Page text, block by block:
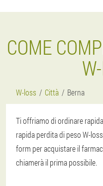
COME
W-loss Città Berna
Ti offriamo di ordinare
rapida perdita di peso W-
form per acquistare il
chiamerà il prima possibile.